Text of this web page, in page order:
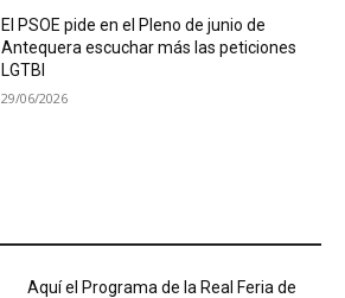
El PSOE pide en el Pleno de junio de
Antequera escuchar más las peticiones
LGTBI
29/06/2026
Aquí el Programa de la Real Feria de